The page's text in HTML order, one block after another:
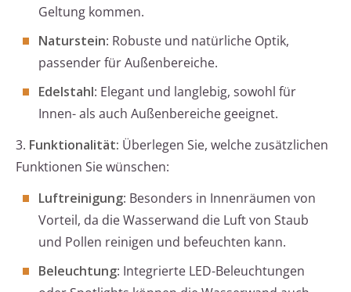
Geltung kommen.
Naturstein: Robuste und natürliche Optik,
passender für Außenbereiche.
Edelstahl: Elegant und langlebig, sowohl für
Innen- als auch Außenbereiche geeignet.
3. Funktionalität: Überlegen Sie, welche zusätzlichen
Funktionen Sie wünschen:
Luftreinigung: Besonders in Innenräumen von
Vorteil, da die Wasserwand die Luft von Staub
und Pollen reinigen und befeuchten kann.
Beleuchtung: Integrierte LED-Beleuchtungen